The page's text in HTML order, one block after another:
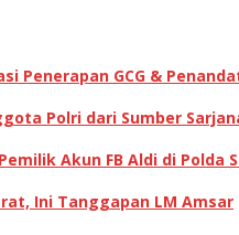
Penerapan GCG &
Polri dari Sumber
Akun FB Aldi di Polda
Ini Tanggapan LM Amsar